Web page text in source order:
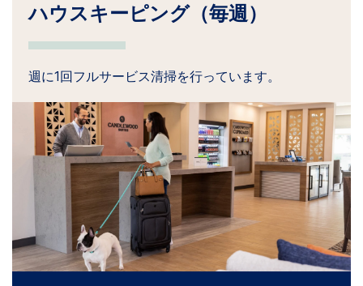
ハウスキーピング（毎週）
週に1回フルサービス清掃を行っています。